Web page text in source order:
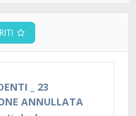
_ 23
ANNULLATA